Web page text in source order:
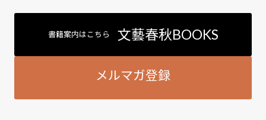
書籍案内はこちら 文藝春秋BOOKS
メルマガ登録